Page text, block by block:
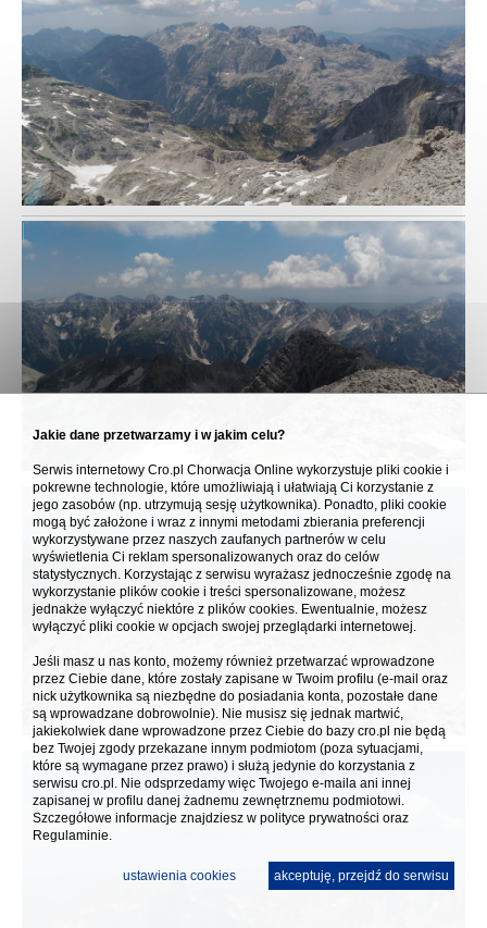
Jakie dane przetwarzamy i w jakim celu?
Serwis internetowy Cro.pl Chorwacja Online wykorzystuje pliki cookie i
pokrewne technologie, które umożliwiają i ułatwiają Ci korzystanie z
jego zasobów (np. utrzymują sesję użytkownika). Ponadto, pliki cookie
mogą być założone i wraz z innymi metodami zbierania preferencji
wykorzystywane przez naszych zaufanych partnerów w celu
wyświetlenia Ci reklam spersonalizowanych oraz do celów
statystycznych. Korzystając z serwisu wyrażasz jednocześnie zgodę na
wykorzystanie plików cookie i treści spersonalizowane, możesz
jednakże wyłączyć niektóre z plików cookies. Ewentualnie, możesz
wyłączyć pliki cookie w opcjach swojej przeglądarki internetowej.
Jeśli masz u nas konto, możemy również przetwarzać wprowadzone
przez Ciebie dane, które zostały zapisane w Twoim profilu (e-mail oraz
nick użytkownika są niezbędne do posiadania konta, pozostałe dane
są wprowadzane dobrowolnie). Nie musisz się jednak martwić,
jakiekolwiek dane wprowadzone przez Ciebie do bazy cro.pl nie będą
bez Twojej zgody przekazane innym podmiotom (poza sytuacjami,
które są wymagane przez prawo) i służą jedynie do korzystania z
serwisu cro.pl. Nie odsprzedamy więc Twojego e-maila ani innej
zapisanej w profilu danej żadnemu zewnętrznemu podmiotowi.
Szczegółowe informacje znajdziesz w polityce prywatności oraz
Regulaminie.
akceptuję, przejdź do serwisu
ustawienia cookies